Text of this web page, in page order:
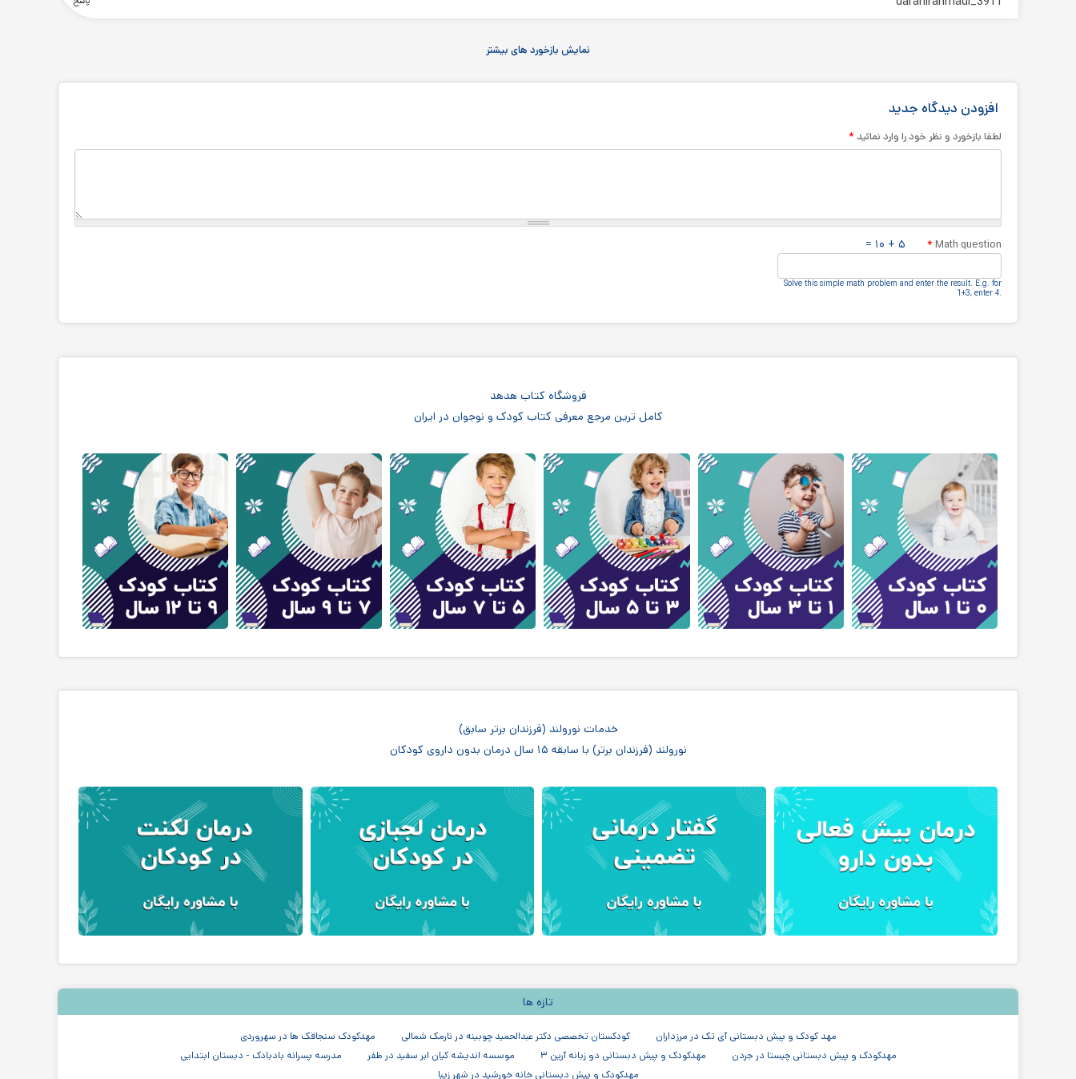
نمایش بازخورد های بیشتر
افزودن دیدگاه جدید
لطفا بازخورد و نظر خود را وارد نمائید *
Math question
* ۵ + ۱۰ =
Solve this simple math problem and enter the result.‎ E.g.‎ for
1+3, enter 4.‎
فروشگاه کتاب هدهد
کامل ترین مرجع معرفی کتاب کودک و نوجوان در ایران
خدمات نورولند (فرزندان برتر سابق)
نورولند (فرزندان برتر) با سابقه ۱۵ سال درمان بدون داروی کودکان
تازه ها
مهد کودک و پیش دبستانی آی تک در مرزداران کودکستان تخصصی دکتر عبدالحمید چوبینه در نارمک شمالی
مهدکودک سنجاقک ها در سهروردی
مهدکودک و پیش دبستانی چیستا در جردن
مهدکودک و پیش دبستانی دو زبانه آرین ۳ موسسه اندیشه کیان ابر سفید در ظفر
مدرسه پسرانه بادبادک - دبستان ابتدایی
مهدکودک و پیش دبستانی خانه خورشید در شهر زیبا